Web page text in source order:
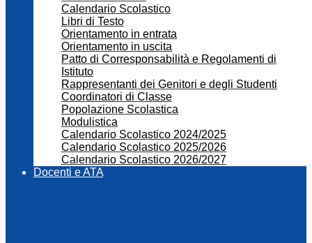
Calendario Scolastico
Libri di Testo
Orientamento in entrata
Orientamento in uscita
Patto di Corresponsabilità e Regolamenti di
Istituto
Rappresentanti dei Genitori e degli Studenti
Coordinatori di Classe
Popolazione Scolastica
Modulistica
Calendario Scolastico 2024/2025
Calendario Scolastico 2025/2026
Calendario Scolastico 2026/2027
Docenti e ATA